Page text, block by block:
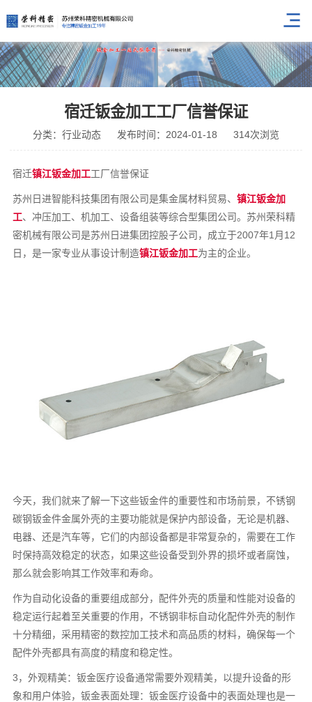
宿迁钣金加工工厂信誉保证
分类：行业动态 发布时间：2024-01-18 314次浏览
宿迁镇江钣金加工工厂信誉保证
苏州日进智能科技集团有限公司是集金属材料贸易、镇江钣金加
工、冲压加工、机加工、设备组装等综合型集团公司。苏州荣科精
密机械有限公司是苏州日进集团控股子公司，成立于2007年1月12
日，是一家专业从事设计制造镇江钣金加工为主的企业。
今天，我们就来了解一下这些钣金件的重要性和市场前景，不锈钢
碳钢钣金件金属外壳的主要功能就是保护内部设备，无论是机器、
电器、还是汽车等，它们的内部设备都是非常复杂的，需要在工作
时保持高效稳定的状态，如果这些设备受到外界的损坏或者腐蚀，
那么就会影响其工作效率和寿命。
作为自动化设备的重要组成部分，配件外壳的质量和性能对设备的
稳定运行起着至关重要的作用，不锈钢非标自动化配件外壳的制作
十分精细，采用精密的数控加工技术和高品质的材料，确保每一个
配件外壳都具有高度的精度和稳定性。
3，外观精美：钣金医疗设备通常需要外观精美，以提升设备的形
象和用户体验，钣金表面处理：钣金医疗设备中的表面处理也是一